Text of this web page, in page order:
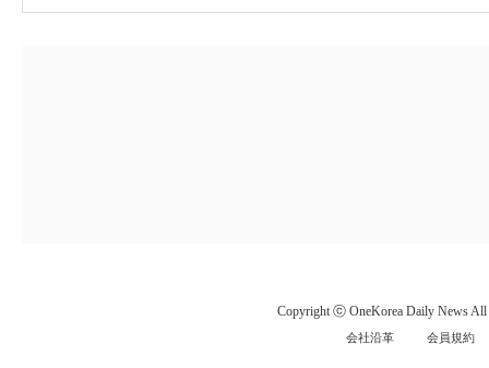
Copyright ⓒ OneKorea Daily News All
会社沿革 会員規約